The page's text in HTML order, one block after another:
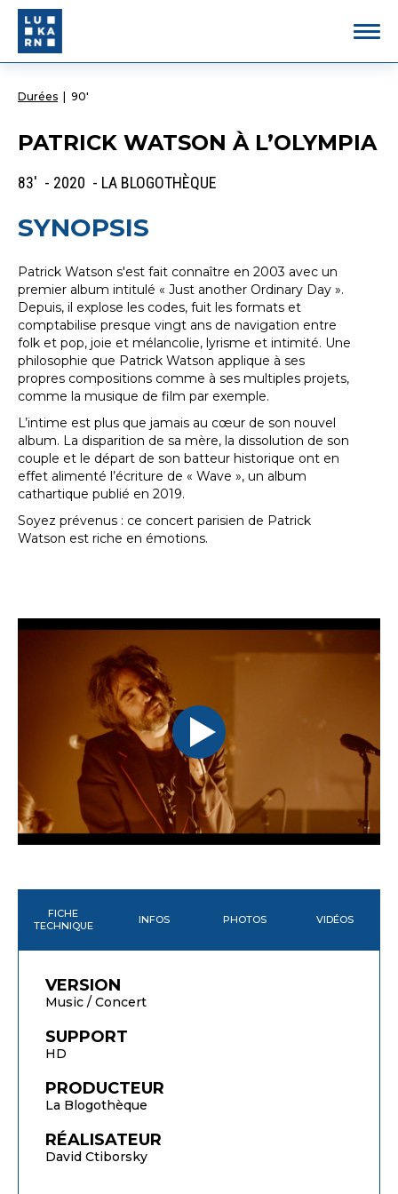
Durées 90'
PATRICK WATSON À L’OLYMPIA
83' - 2020 - LA BLOGOTHÈQUE
SYNOPSIS
Patrick Watson s'est fait connaître en 2003 avec un
premier album intitulé « Just another Ordinary Day ».
Depuis, il explose les codes, fuit les formats et
comptabilise presque vingt ans de navigation entre
folk et pop, joie et mélancolie, lyrisme et intimité. Une
philosophie que Patrick Watson applique à ses
propres compositions comme à ses multiples projets,
comme la musique de film par exemple.
L’intime est plus que jamais au cœur de son nouvel
album. La disparition de sa mère, la dissolution de son
couple et le départ de son batteur historique ont en
effet alimenté l’écriture de « Wave », un album
cathartique publié en 2019.
Soyez prévenus : ce concert parisien de Patrick
Watson est riche en émotions.
FICHE
TECHNIQUE
INFOS PHOTOS VIDÉOS
VERSION
Music / Concert
SUPPORT
HD
PRODUCTEUR
La Blogothèque
RÉALISATEUR
David Ctiborsky